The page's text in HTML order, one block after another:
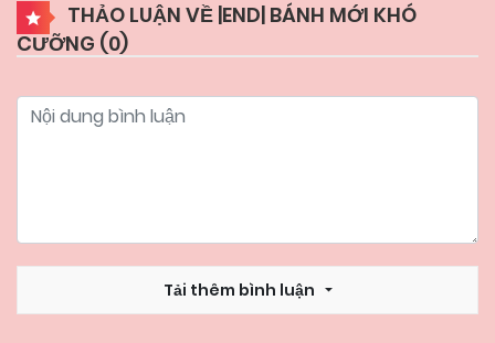
THẢO LUẬN VỀ |END| BÁNH MỚI KHÓ
CƯỠNG (0)
Tải thêm bình luận